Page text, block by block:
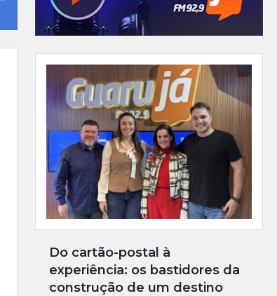
Do cartão-postal à
experiência: os bastidores da
construção de um destino